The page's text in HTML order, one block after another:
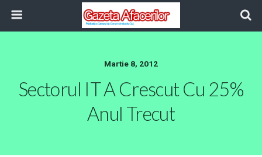
Martie 8, 2012
Sectorul IT A Crescut Cu 25%
Anul Trecut